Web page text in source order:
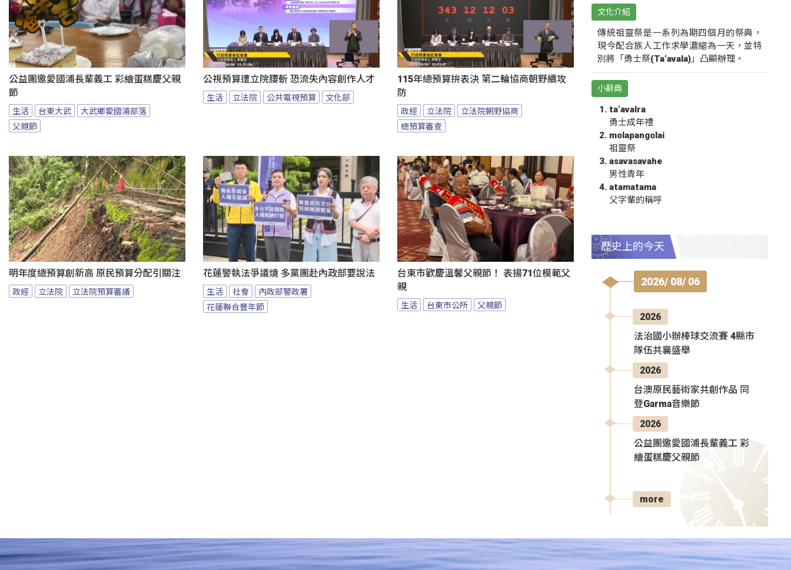
公益團邀愛國浦長輩義工 彩繪蛋糕慶父親
節
生活 台東大武
大武鄉愛國浦部落
父親節
公視預算遭立院腰斬 恐流失內容創作人才
生活 立法院 公共電視預算 文化部
115年總預算拚表決 第二輪協商朝野續攻
防
政經 立法院
立法院朝野協商
總預算審查
明年度總預算創新高 原民預算分配引關注
政經 立法院 立法院預算審議
花蓮警執法爭議燒 多黨團赴內政部要說法
生活 社會
內政部警政署
花蓮聯合豐年節
台東市歡慶溫馨父親節！ 表揚71位模範父
親
生活 台東市公所 父親節
文化介紹
傳統祖靈祭是一系列為期四個月的祭典，
現今配合族人工作求學濃縮為一天，並特
別將「勇士祭(Ta‘avala)」凸顯辦理。
小辭典
ta‘avalra
勇士成年禮
molapangolai
祖靈祭
asavasavahe
男性青年
atamatama
父字輩的稱呼
歷史上的今天
2026/ 08/ 06
2026
法治國小辦棒球交流賽 4縣市
隊伍共襄盛舉
2026
台澳原民藝術家共創作品 同
登Garma音樂節
2026
公益團邀愛國浦長輩義工 彩
繪蛋糕慶父親節
more